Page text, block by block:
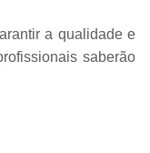
Divisória de Vidro
a qualidade e
saberão